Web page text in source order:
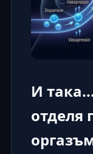
И
отделя